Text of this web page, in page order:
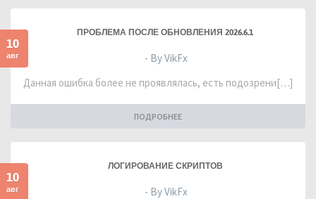
10
авг
ПРОБЛЕМА ПОСЛЕ ОБНОВЛЕНИЯ 2026.6.1
- By VikFx
Данная ошибка более не проявлялась, есть подозрени[…]
ПОДРОБНЕЕ
10
авг
ЛОГИРОВАНИЕ СКРИПТОВ
- By VikFx